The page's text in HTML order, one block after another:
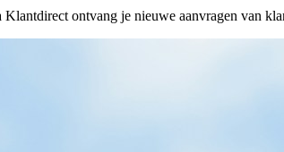
ontvang je nieuwe aanvragen van